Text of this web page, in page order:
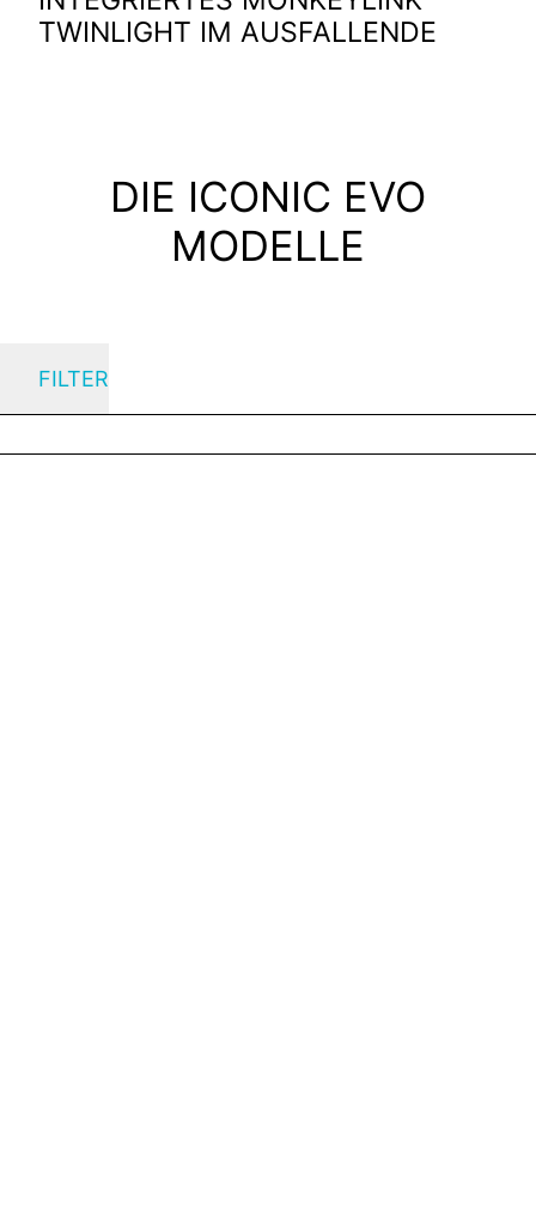
TWINLIGHT IM AUSFALLENDE
DIE ICONIC EVO
MODELLE
FILTER